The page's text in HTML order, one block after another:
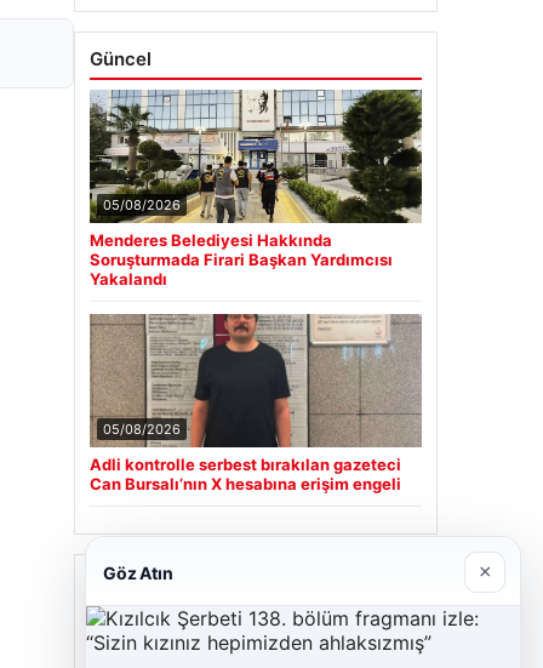
Güncel
05/08/2026
Menderes Belediyesi Hakkında
Soruşturmada Firari Başkan Yardımcısı
Yakalandı
05/08/2026
Adli kontrolle serbest bırakılan gazeteci
Can Bursalı’nın X hesabına erişim engeli
Son Eklenen Firmalar
Cengiz Sigorta
Göz Atın ×